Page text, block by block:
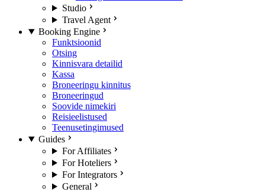
Studio
Travel Agent
Booking Engine
Funktsioonid
Otsing
Kinnisvara detailid
Kassa
Broneeringu kinnitus
Broneeringud
Soovide nimekiri
Reisieelistused
Teenusetingimused
Guides
For Affiliates
For Hoteliers
For Integrators
General